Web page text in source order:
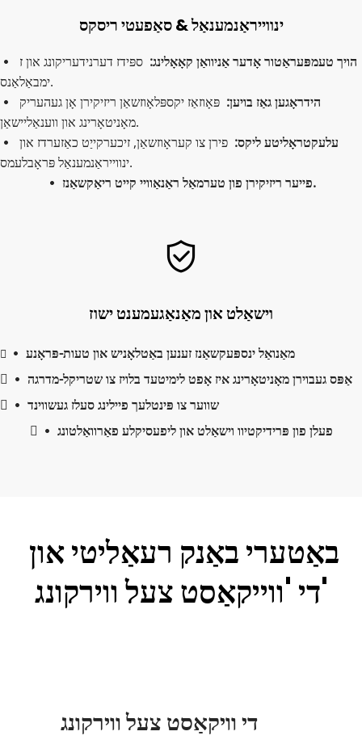
ינווייראַנמענאַל & סאַפעטי ריסקס
 הויך טעמפּעראַטור אָדער אַניוואַן קאָאָלינג:
ימבאַלאַנס.
 הידראָגען גאַז בויען:
מאָניטאָרינג און ווענאַליישאַן.
 עלעקטראָליטע ליקס:
ינווייראַנמענאַל פּראָבלעמס.
 פייער ריזיקירן פון טערמאַל ראַנאַוויי קייט ריאַקשאַנז.
וישאַלט און מאַנאַגעמענט ישוז
  מאַנואַל ינספּעקשאַנז זענען באַטלאָניש און טעות-פּראָנע

 אַפּס געבוירן מאָניטאָרינג איז אָפט לימיטעד בלויז צו שטריקל-מדרגה

 שווער צו פּינטלעך פיילינג סעלז געשווינד

 פעלן פון פּרידיקטיוו וישאַלט און ליפעסיקלע פאַרוואַלטונג
די 'ווייקאַסט צעל ווירקונג'
די וויקאַסט צעל ווירקונג